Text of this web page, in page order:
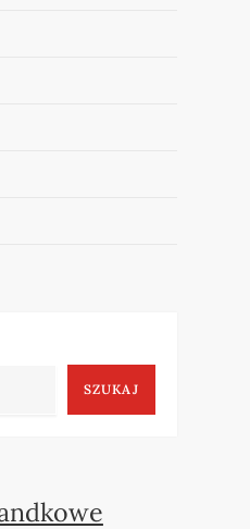
SZUKAJ